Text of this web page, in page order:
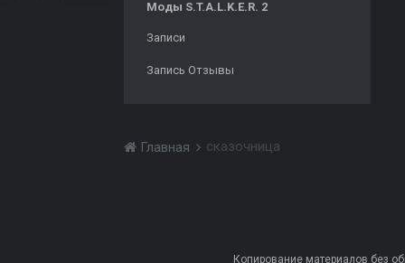
Моды S.T.A.L.K.E.R. 2
Записи
Запись Отзывы
Главная сказочница
Копирование материалов без